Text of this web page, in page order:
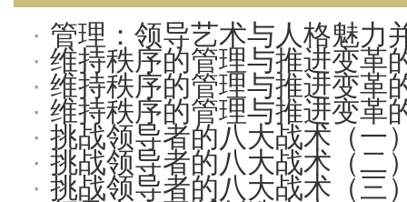
· 管理：领导艺术与人格魅力
· 维持秩序的管理与推进变革
· 维持秩序的管理与推进变革
· 维持秩序的管理与推进变革
· 挑战领导者的八大战术（一
· 挑战领导者的八大战术（二
· 挑战领导者的八大战术（三